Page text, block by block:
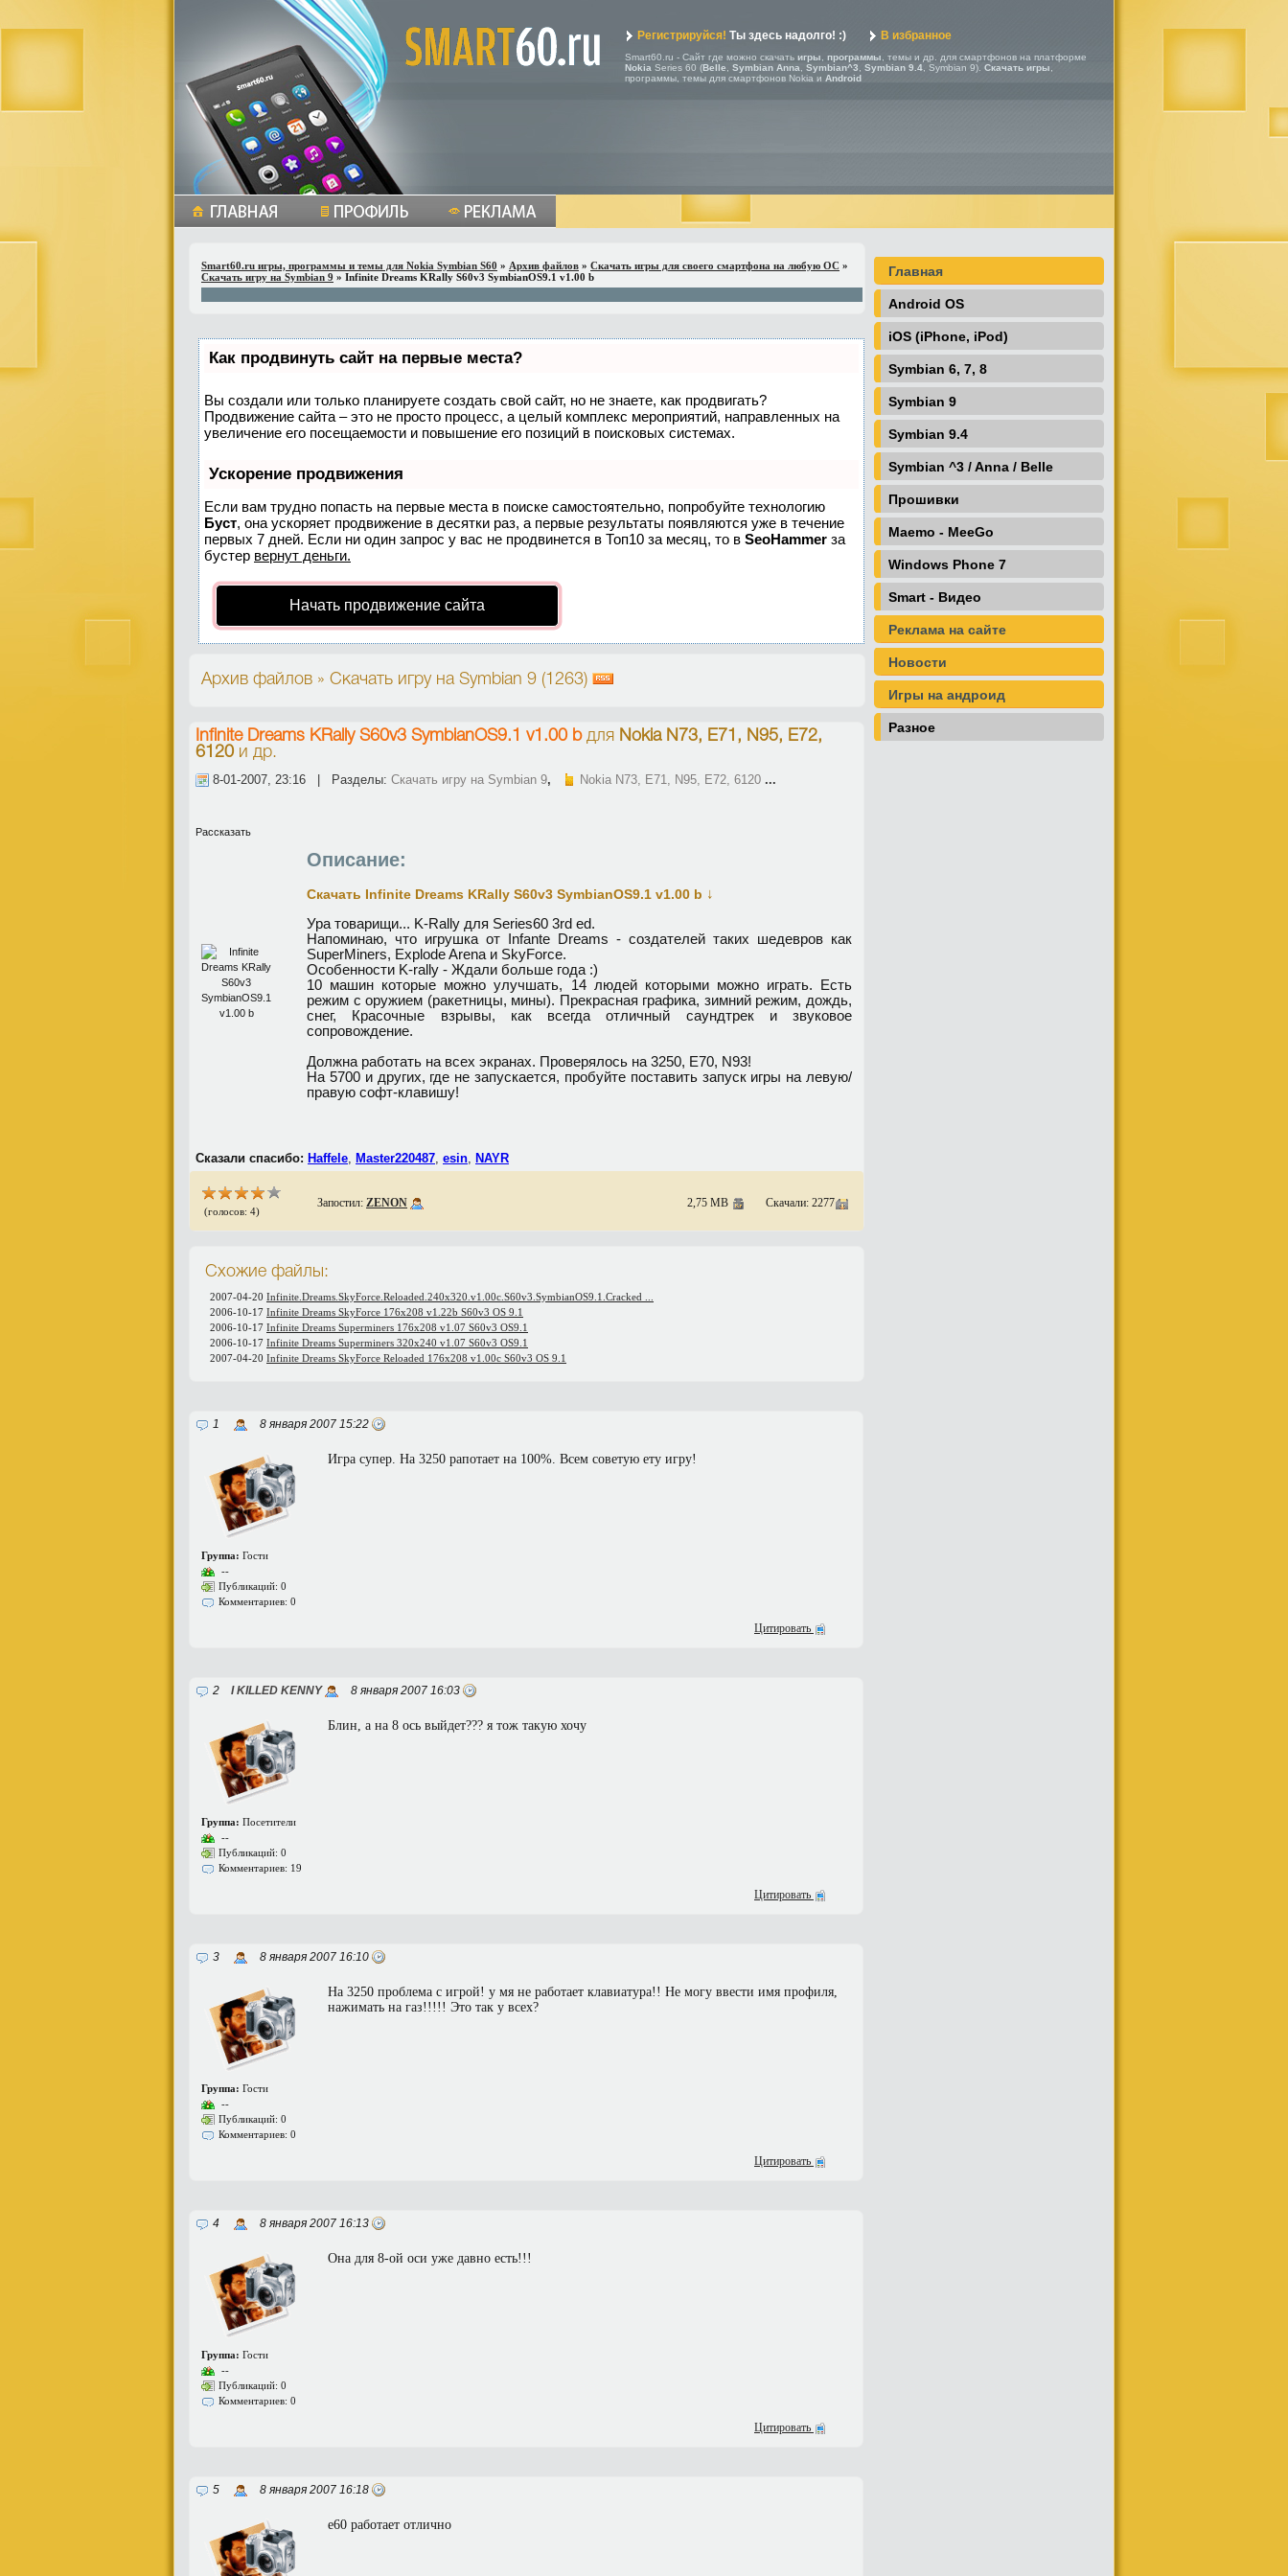
Регистрируйся! Ты здесь надолго! :) В избранное
Smart60.ru - Сайт где можно скачать игры программы , темы и др. для смартфонов на платформе
Nokia Series 60 (Belle Symbian Anna Symbian^3 Symbian 9.4 , Symbian 9). Скачать игры
программы, темы для смартфонов Nokia и Android
Smart60.ru игры, программы и темы для Nokia Symbian S60 » Архив файлов » Скачать игры для своего смартфона на любую ОС »
Скачать игру на Symbian 9 » Infinite Dreams KRally S60v3 SymbianOS9.1 v1.00 b
Как продвинуть сайт на первые места?
Вы создали или только планируете создать свой сайт, но не знаете, как продвигать?
Продвижение сайта – это не просто процесс, а целый комплекс мероприятий, направленных на
увеличение его посещаемости и повышение его позиций в поисковых системах.
Ускорение продвижения
Если вам трудно попасть на первые места в поиске самостоятельно, попробуйте технологию
Буст, она ускоряет продвижение в десятки раз, а первые результаты появляются уже в течение
первых 7 дней. Если ни один запрос у вас не продвинется в Топ10 за месяц, то в SeoHammer за
бустер вернут деньги.
Начать продвижение сайта
Архив файлов » Скачать игру на Symbian 9 (1263)
Infinite Dreams KRally S60v3 SymbianOS9.1 v1.00 bдля Nokia N73, E71, N95, E72,
6120и др.
8-01-2007, 23:16 | Разделы: Скачать игру на Symbian 9, Nokia N73, E71, N95, E72, 6120 ...
Рассказать
Описание:
Скачать Infinite Dreams KRally S60v3 SymbianOS9.1 v1.00 b ↓
Ура товарищи... K-Rally для Series60 3rd ed.
Напоминаю, что игрушка от Infante Dreams - создателей таких шедевров как
SuperMiners, Explode Arena и SkyForce.
Особенности K-rally - Ждали больше года :)
10 машин которые можно улучшать, 14 людей которыми можно играть. Есть
режим с оружием (ракетницы, мины). Прекрасная графика, зимний режим, дождь,
снег, Красочные взрывы, как всегда отличный саундтрек и звуковое
сопровождение.
Должна работать на всех экранах. Проверялось на 3250, Е70, N93!
На 5700 и других, где не запускается, пробуйте поставить запуск игры на левую/
правую софт-клавишу!
Сказали спасибо: Haffele, Master220487, esin, NAYR
(голосов: 4)
Запостил: ZENON 2,75 MB Скачали: 2277
Схожие файлы:
2007-04-20 Infinite.Dreams.SkyForce.Reloaded.240x320.v1.00c.S60v3.SymbianOS9.1.Cracked ...
2006-10-17 Infinite Dreams SkyForce 176x208 v1.22b S60v3 OS 9.1
2006-10-17 Infinite Dreams Superminers 176x208 v1.07 S60v3 OS9.1
2006-10-17 Infinite Dreams Superminers 320x240 v1.07 S60v3 OS9.1
2007-04-20 Infinite Dreams SkyForce Reloaded 176x208 v1.00c S60v3 OS 9.1
1 8 января 2007 15:22
Группа: Гости
--
Публикаций: 0
Комментариев: 0
Игра супер. На 3250 рапотает на 100%. Всем советую ету игру!
Цитировать
2 I KILLED KENNY 8 января 2007 16:03
Группа: Посетители
--
Публикаций: 0
Комментариев: 19
Блин, а на 8 ось выйдет??? я тож такую хочу
Цитировать
3 8 января 2007 16:10
Группа: Гости
--
Публикаций: 0
Комментариев: 0
На 3250 проблема с игрой! у мя не работает клавиатура!! Не могу ввести имя профиля,
нажимать на газ!!!!! Это так у всех?
Цитировать
4 8 января 2007 16:13
Группа: Гости
--
Публикаций: 0
Комментариев: 0
Она для 8-ой оси уже давно есть!!!
Цитировать
5 8 января 2007 16:18
e60 работает отлично
Главная
Android OS
iOS (iPhone, iPod)
Symbian 6, 7, 8
Symbian 9
Symbian 9.4
Symbian ^3 / Anna / Belle
Прошивки
Maemo - MeeGo
Windows Phone 7
Smart - Видео
Реклама на сайте
Новости
Игры на андроид
Разное